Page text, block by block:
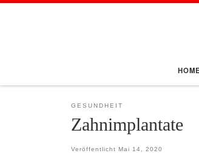
HOME
GESUNDHEIT
Zahnimplantate
Veröffentlicht Mai 14, 2020